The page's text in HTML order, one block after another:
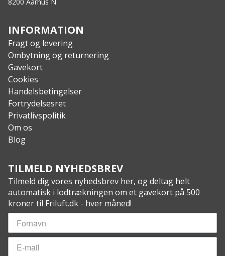
Vandtætte, tapede sømme
Opbevaringspose er inkluderet
8 aluminiums pløkker og 4 justerbare barduner er
inkluderet.
Specs:
Pakstørrelse: 24 x 20 x 10 cm
Vægt: 1 kg
Materiale: 210T Polyester Rip-Stop PU 2000MM
Anti-UV30
UVF-faktor: SPF30
INFORMATION
Fragt og levering
Ombytning og returnering
Gavekort
Cookies
Handelsbetingelser
Fortrydelsesret
Privatlivspolitik
Om os
Blog
TILMELD NYHEDSBREV
Tilmeld dig vores nyhedsbrev her, og deltag helt
automatisk i lodtrækningen om et gavekort på 500
kroner til Friluft.dk - hver måned!